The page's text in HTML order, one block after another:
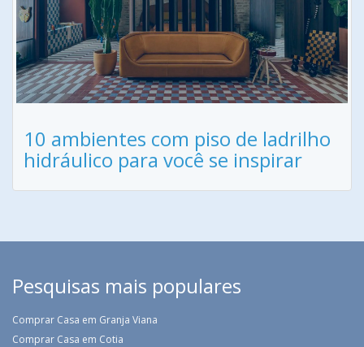
10 ambientes com piso de ladrilho
hidráulico para você se inspirar
Pesquisas mais populares
Comprar Casa em Granja Viana
Comprar Casa em Cotia